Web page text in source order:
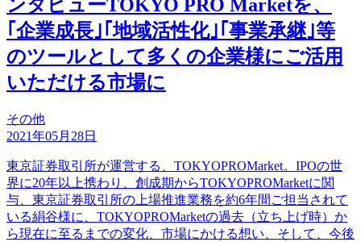
ンタビューTOKYO PRO Marketを、
｢企業成長｣｢地域活性化｣｢事業承継｣等
のツールとして多くの企業様にご活用
いただける市場に
その他
2021年05月28日
東京証券取引所が運営する、TOKYOPROMarket。IPOの世
界に20年以上携わり、創成期からTOKYOPROMarketに関
与、東京証券取引所の上場推進業務を約6年間ご担当されて
いる絹谷様に、TOKYOPROMarketの過去（立ち上げ時）か
ら現在に至るまでの変化、市場にかける想い、そして、今後